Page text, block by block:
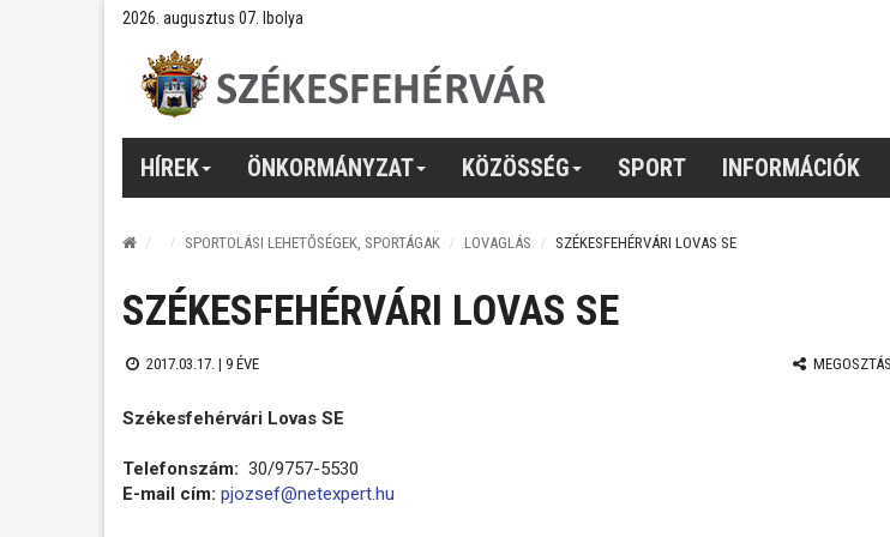
2026. augusztus 07. Ibolya
HÍREK ÖNKORMÁNYZAT KÖZÖSSÉG SPORT INFORMÁCIÓK
SPORTOLÁSI LEHETŐSÉGEK, SPORTÁGAK LOVAGLÁS SZÉKESFEHÉRVÁRI LOVAS SE
SZÉKESFEHÉRVÁRI LOVAS SE
2017.03.17. | 9 ÉVE
Székesfehérvári Lovas SE
Telefonszám: 30/9757-5530
E-mail cím: pjozsef@netexpert.hu